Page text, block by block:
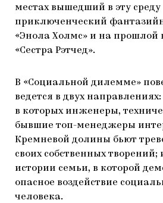
местах вышедший в эту среду
приключенческий
«Энола Холмс» и на прошлой
«Сестра Рэтчед».
В «Социальной дилемме»
ведется в двух
в которых инженеры,
бывшие топ-менеджеры
Кремневой долины бьют
своих собственных
истории семьи, в которой
опасное воздействие
человека.